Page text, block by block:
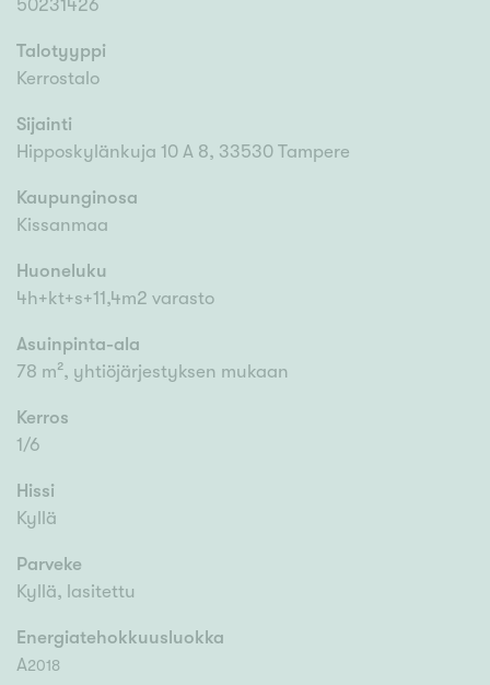
50231426
Talotyyppi
Kerrostalo
Sijainti
Hipposkylänkuja 10 A 8, 33530 Tampere
Kaupunginosa
Kissanmaa
Huoneluku
4h+kt+s+11,4m2 varasto
Asuinpinta-ala
78 m², yhtiöjärjestyksen mukaan
Kerros
1/6
Hissi
Kyllä
Parveke
Kyllä, lasitettu
Energiatehokkuusluokka
A2018